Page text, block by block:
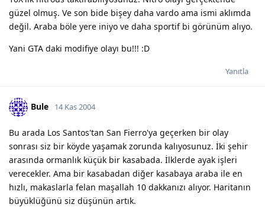
güzel olmuş. Ve son bide bişey daha vardo ama ismi aklımda
değil. Araba böle yere iniyo ve daha sportif bi görünüm alıyo.
Yani GTA daki modifiye olayı bu!!! :D
Yanıtla
Bule 14 Kas 2004
Bu arada Los Santos'tan San Fierro'ya geçerken bir olay
sonrası siz bir köyde yaşamak zorunda kalıyosunuz. İki şehir
arasında ormanlık küçük bir kasabada. İlklerde ayak işleri
verecekler. Ama bir kasabadan diğer kasabaya araba ile en
hızlı, makaslarla felan maşallah 10 dakkanızı alıyor. Haritanın
büyüklüğünü siz düşünün artık.